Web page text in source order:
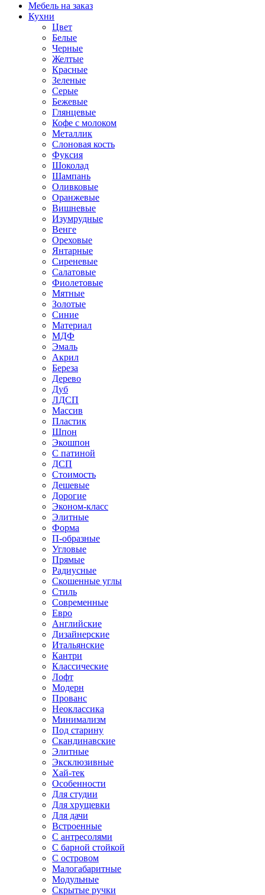
Мебель на заказ
Кухни
Цвет
Белые
Черные
Желтые
Красные
Зеленые
Серые
Бежевые
Глянцевые
Кофе с молоком
Металлик
Слоновая кость
Фуксия
Шоколад
Шампань
Оливковые
Оранжевые
Вишневые
Изумрудные
Венге
Ореховые
Янтарные
Сиреневые
Салатовые
Фиолетовые
Мятные
Золотые
Синие
Материал
МДФ
Эмаль
Акрил
Береза
Дерево
Дуб
ЛДСП
Массив
Пластик
Шпон
Экошпон
С патиной
ДСП
Стоимость
Дешевые
Дорогие
Эконом-класс
Элитные
Форма
П-образные
Угловые
Прямые
Радиусные
Скошенные углы
Стиль
Современные
Евро
Английские
Дизайнерские
Итальянские
Кантри
Классические
Лофт
Модерн
Прованс
Неоклассика
Минимализм
Под старину
Скандинавские
Элитные
Эксклюзивные
Хай-тек
Особенности
Для студии
Для хрущевки
Для дачи
Встроенные
С антресолями
С барной стойкой
С островом
Малогабаритные
Модульные
Скрытые ручки